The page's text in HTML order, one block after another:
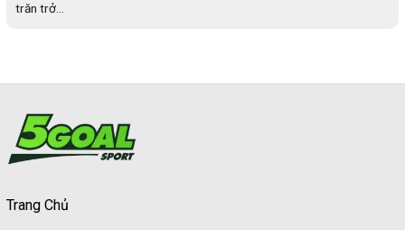
trăn trở...
Trang Chủ